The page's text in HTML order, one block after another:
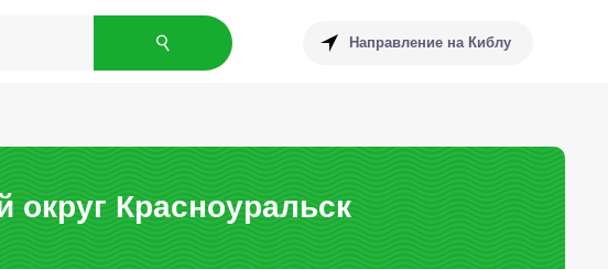
Направление на Киблу
Красноуральск